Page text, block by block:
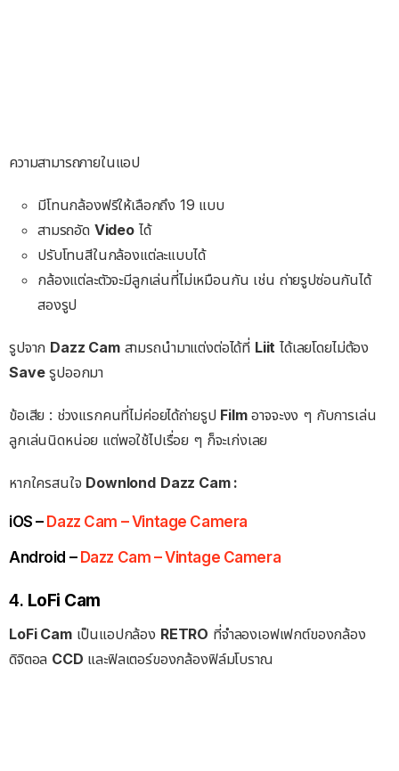
ความสามารถภายในแอป
มีโทนกล้องฟรีให้เลือกถึง 19 แบบ
สามรถอัด Videoได้
ปรับโทนสีในกล้องแต่ละแบบได้
กล้องแต่ละตัวจะมีลูกเล่นที่ไม่เหมือนกัน เช่น ถ่ายรูปซ่อนกันได้
สองรูป
รูปจาก Dazz Camสามรถนำมาแต่งต่อได้ที่ Liit ได้เลยโดยไม่ต้อง
Saveรูปออกมา
ข้อเสีย : ช่วงแรกคนที่ไม่ค่อยได้ถ่ายรูป Filmอาจจะงง ๆ กับการเล่น
ลูกเล่นนิดหน่อย แต่พอใช้ไปเรื่อย ๆ ก็จะเก่งเลย
หากใครสนใจ Downlond Dazz Cam :
iOS – Dazz Cam – Vintage Camera
Android – Dazz Cam – Vintage Camera
4. LoFi Cam
LoFi Camเป็นแอปกล้อง RETRO ที่จำลองเอฟเฟกต์ของกล้อง
ดิจิตอล CCD และฟิลเตอร์ของกล้องฟิล์มโบราณ